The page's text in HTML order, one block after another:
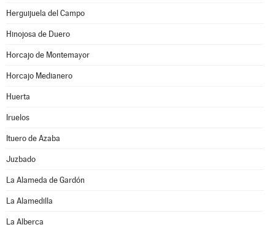
Herguijuela del Campo
Hinojosa de Duero
Horcajo de Montemayor
Horcajo Medianero
Huerta
Iruelos
Ituero de Azaba
Juzbado
La Alameda de Gardón
La Alamedilla
La Alberca